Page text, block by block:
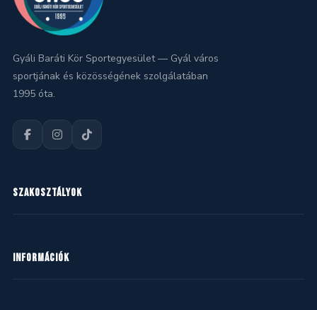
Gyáli Baráti Kör Sportegyesület — Gyál város
sportjának és közösségének szolgálatában
1995 óta.
SZAKOSZTÁLYOK
Kosárlabda
INFORMÁCIÓK